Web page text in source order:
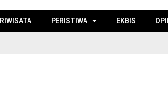
PERISTIWA EKBIS